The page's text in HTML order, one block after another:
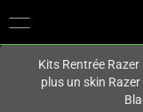
Vous êtes
Kits Rentrée
plus un skin